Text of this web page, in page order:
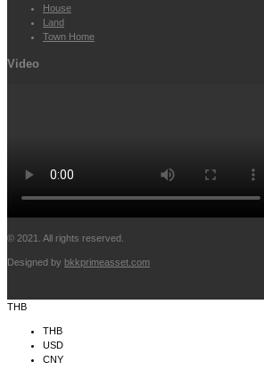
House
Land
Town Home
Video
© 2021. All rights reserved.
Designed by bkkprimeasset.com
THB
THB
USD
CNY